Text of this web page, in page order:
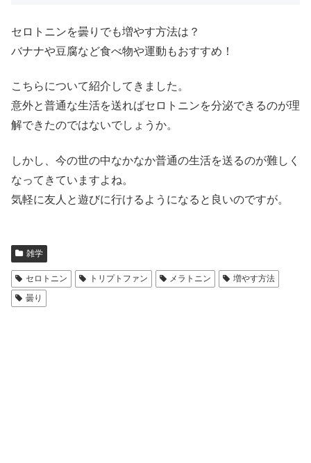
セロトニンを曇りでも増やす方法は？
バナナや豆腐など食べ物や運動もおすすめ！
こちらについて紹介してきました。
意外と普通な生活を送ればセロトニンを分泌できるのが理
解できたのではないでしょうか。
しかし、今の世の中なかなか普通の生活を送るのが難しく
なってきていますよね。
気軽に友人と遊びに行けるようになると良いのですが。
雑学
セロトニン トリプトファン メラトニン
増やす方法
曇り